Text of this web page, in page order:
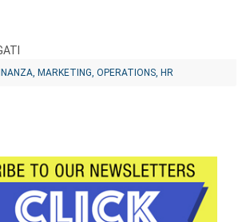
MARKETING, OPERATIONS, HR